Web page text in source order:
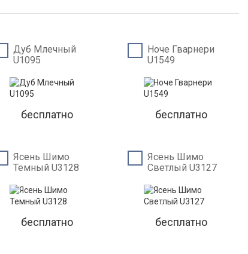
Дуб Млечный
U1095
бесплатно
Ноче Гварнери
U1549
бесплатно
Ясень Шимо
Темный U3128
бесплатно
Ясень Шимо
Светлый U3127
бесплатно